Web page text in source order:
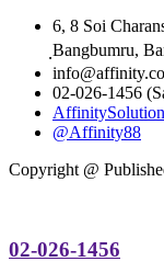
6, 8 Soi
Bangbumru,
02-026-1456
AffinitySolution
@Affinity88
Copyright @
02-026-1456